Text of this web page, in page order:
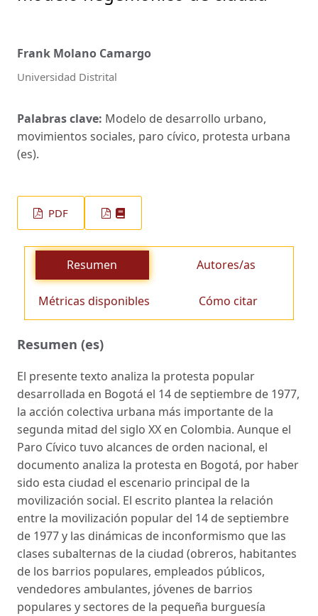
Frank Molano Camargo
Universidad Distrital
Palabras clave: Modelo de desarrollo urbano,
movimientos sociales, paro cívico, protesta urbana
(es).
PDF
Resumen Autores/as
Métricas disponibles Cómo citar
Resumen (es)
El presente texto analiza la protesta popular
desarrollada en Bogotá el 14 de septiembre de 1977,
la acción colectiva urbana más importante de la
segunda mitad del siglo XX en Colombia. Aunque el
Paro Cívico tuvo alcances de orden nacional, el
documento analiza la protesta en Bogotá, por haber
sido esta ciudad el escenario principal de la
movilización social. El escrito plantea la relación
entre la movilización popular del 14 de septiembre
de 1977 y las dinámicas de inconformismo que las
clases subalternas de la ciudad (obreros, habitantes
de los barrios populares, empleados públicos,
vendedores ambulantes, jóvenes de barrios
populares y sectores de la pequeña burguesía